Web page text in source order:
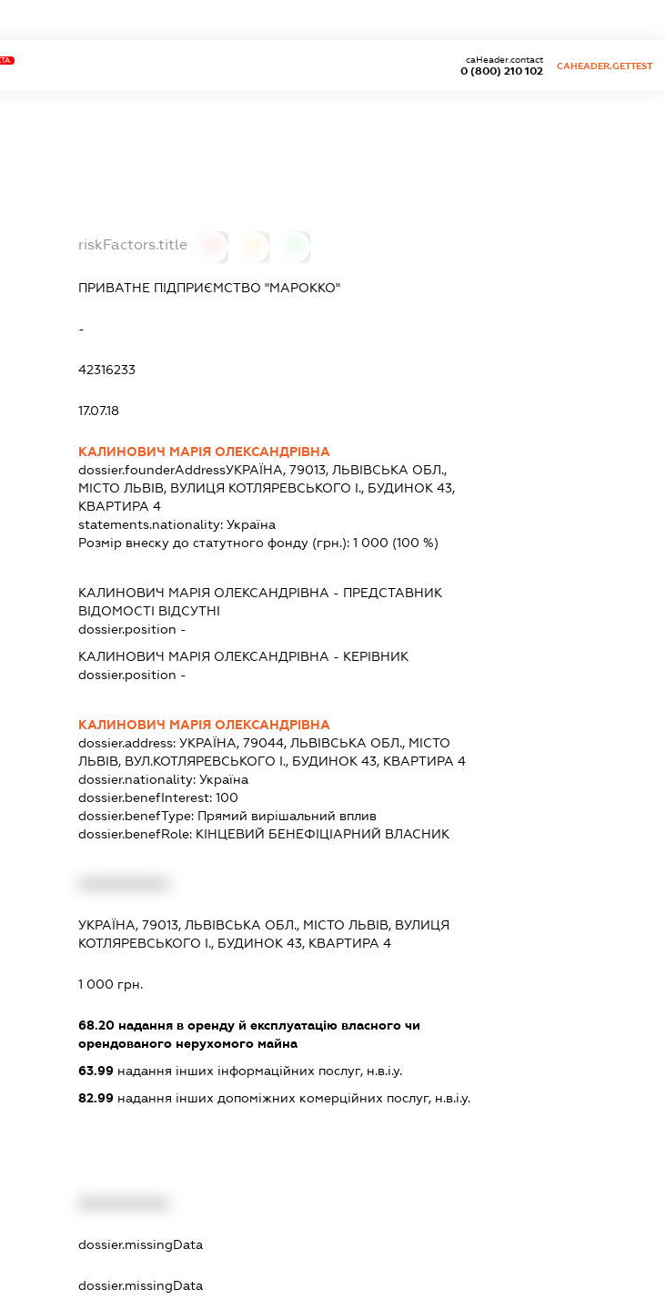
0 (800) 210 102
caHeader.contact
CAHEADER.GETTEST
riskFactors.title
ПРИВАТНЕ ПІДПРИЄМСТВО "МАРОККО"
-
42316233
17.07.18
КАЛИНОВИЧ МАРІЯ ОЛЕКСАНДРІВНА
dossier.founderAddressУКРАЇНА, 79013, ЛЬВІВСЬКА ОБЛ.,
МІСТО ЛЬВІВ, ВУЛИЦЯ КОТЛЯРЕВСЬКОГО І., БУДИНОК 43,
КВАРТИРА 4
statements.nationality: Україна
Розмір внеску до статутного фонду (грн.): 1 000 (100 %)
КАЛИНОВИЧ МАРІЯ ОЛЕКСАНДРІВНА - ПРЕДСТАВНИК
ВІДОМОСТІ ВІДСУТНІ
dossier.position -
КАЛИНОВИЧ МАРІЯ ОЛЕКСАНДРІВНА - КЕРІВНИК
dossier.position -
КАЛИНОВИЧ МАРІЯ ОЛЕКСАНДРІВНА
dossier.address: УКРАЇНА, 79044, ЛЬВІВСЬКА ОБЛ., МІСТО
ЛЬВІВ, ВУЛ.КОТЛЯРЕВСЬКОГО І., БУДИНОК 43, КВАРТИРА 4
dossier.nationality: Україна
dossier.benefInterest: 100
dossier.benefType: Прямий вирішальний вплив
dossier.benefRole: КІНЦЕВИЙ БЕНЕФІЦІАРНИЙ ВЛАСНИК
УКРАЇНА, 79013, ЛЬВІВСЬКА ОБЛ., МІСТО ЛЬВІВ, ВУЛИЦЯ
КОТЛЯРЕВСЬКОГО І., БУДИНОК 43, КВАРТИРА 4
1 000 грн.
68.20надання в оренду й експлуатацію власного чи
орендованого нерухомого майна
63.99надання інших інформаційних послуг, н.в.і.у.
82.99надання інших допоміжних комерційних послуг, н.в.і.у.
dossier.missingData
dossier.missingData